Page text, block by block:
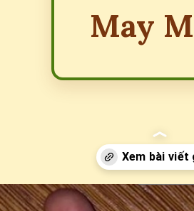
May
Đang mở